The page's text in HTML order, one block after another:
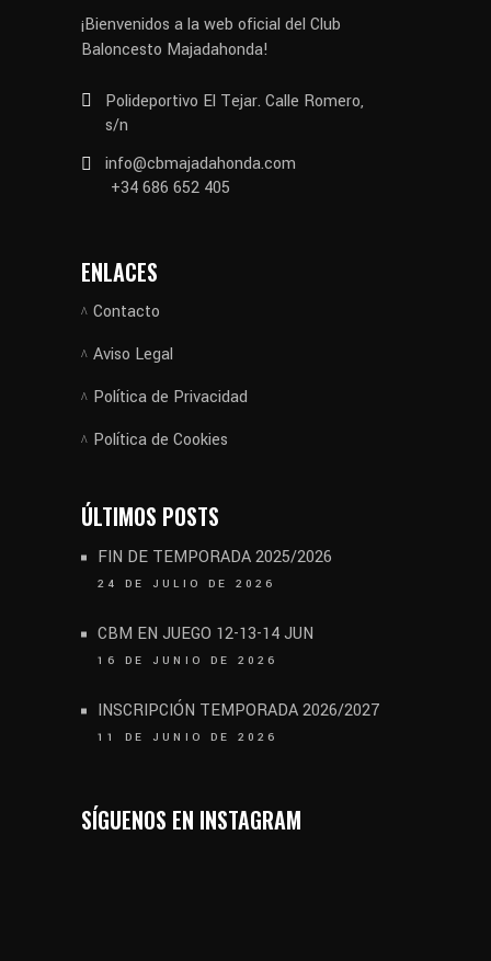
¡Bienvenidos a la web oficial del Club
Baloncesto Majadahonda!
Polideportivo El Tejar. Calle Romero,
s/n
info@cbmajadahonda.com
+34 686 652 405
ENLACES
Contacto
Aviso Legal
Política de Privacidad
Política de Cookies
ÚLTIMOS POSTS
FIN DE TEMPORADA 2025/2026
24 DE JULIO DE 2026
CBM EN JUEGO 12-13-14 JUN
16 DE JUNIO DE 2026
INSCRIPCIÓN TEMPORADA 2026/2027
11 DE JUNIO DE 2026
SÍGUENOS EN INSTAGRAM